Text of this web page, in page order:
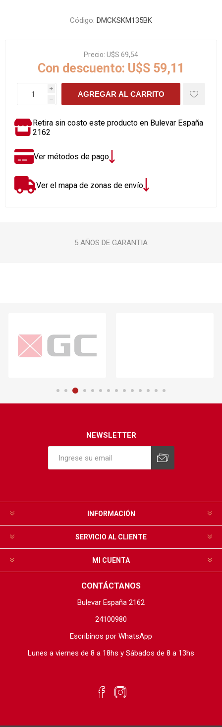
Código: DMCKSKM135BK
Precio: U$S 69,54
Con descuento: U$S 59,11
i
h
AGREGAR AL CARRITO
Retira sin costo este producto en Bulevar España
2162
Ver métodos de pago
Ver el mapa de zonas de envío
5 AÑOS DE GARANTIA
NEWSLETTER
INFORMACIÓN
SERVICIO AL CLIENTE
MI CUENTA
CONTÁCTANOS
Bulevar España 2162
24100980
Escribinos por WhatsApp
Lunes a viernes de 8 a 18hs y Sábados de 8 a 13hs